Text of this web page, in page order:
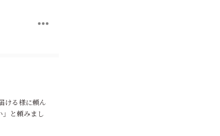
ける様に頼ん
」と頼みまし